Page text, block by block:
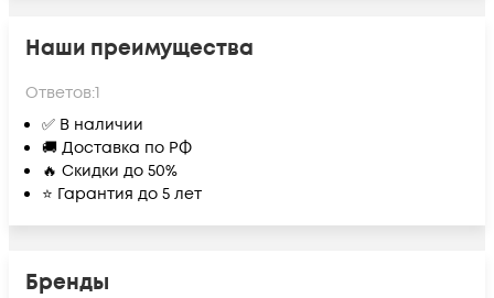
Наши преимущества
Ответов:1
✅ В наличии
🚚 Доставка по РФ
🔥 Скидки до 50%
⭐ Гарантия до 5 лет
Бренды